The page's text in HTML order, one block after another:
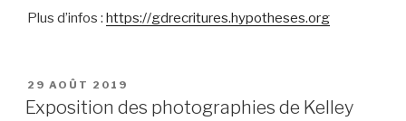
Plus d’infos : https://gdrecritures.hypotheses.org
PUBLIÉ
LE
29 AOÛT 2019
Exposition des photographies de Kelley